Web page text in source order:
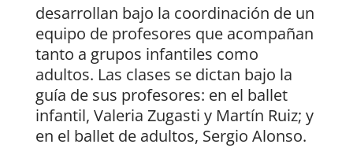
desarrollan bajo la coordinación de un
equipo de profesores que acompañan
tanto a grupos infantiles como
adultos. Las clases se dictan bajo la
guía de sus profesores: en el ballet
infantil, Valeria Zugasti y Martín Ruiz; y
en el ballet de adultos, Sergio Alonso.